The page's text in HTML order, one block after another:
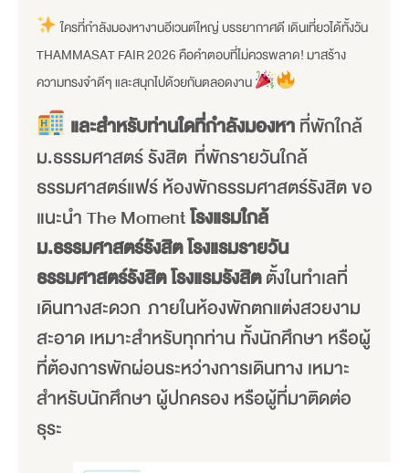
ใครที่กำลังมองหางานอีเวนต์ใหญ่ บรรยากาศดี เดินเที่ยวได้ทั้งวัน
THAMMASAT FAIR 2026 คือคำตอบที่ไม่ควรพลาด! มาสร้าง
ความทรงจำดีๆ และสนุกไปด้วยกันตลอดงาน
และสำหรับท่านใดที่กำลังมองหาที่พักใกล้
ม.ธรรมศาสตร์ รังสิต ที่พักรายวันใกล้
ธรรมศาสตร์แฟร์ ห้องพักธรรมศาสตร์รังสิต ขอ
แนะนำ The Momentโรงแรมใกล้
ม.ธรรมศาสตร์รังสิต โรงแรมรายวัน
ธรรมศาสตร์รังสิต โรงแรมรังสิตตั้งในทำเลที่
เดินทางสะดวก ภายในห้องพักตกแต่งสวยงาม
สะอาด เหมาะสำหรับทุกท่าน ทั้งนักศึกษา หรือผู้
ที่ต้องการพักผ่อนระหว่างการเดินทาง เหมาะ
สำหรับนักศึกษา ผู้ปกครอง หรือผู้ที่มาติดต่อ
ธุระ